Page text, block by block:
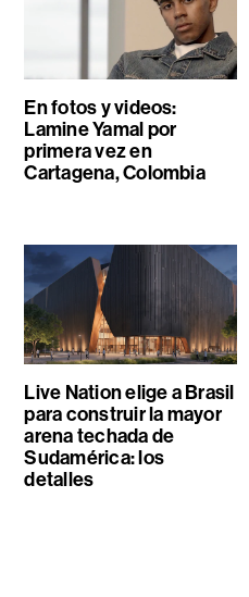
En fotos y videos:
Lamine Yamal por
primera vez en
Cartagena, Colombia
Live Nation elige a Brasil
para construir la mayor
arena techada de
Sudamérica: los
detalles